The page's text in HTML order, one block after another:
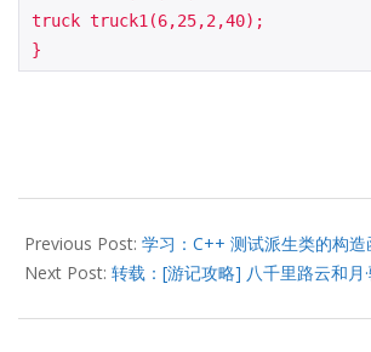
truck truck1(6,25,2,40);
}
10-
29
Previous Post: 学习：C++ 测试派生类的构
Next Post: 转载：[游记攻略] 八千里路云和月